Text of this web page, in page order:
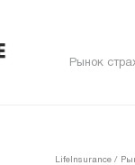
Рынок
LifeInsurance /